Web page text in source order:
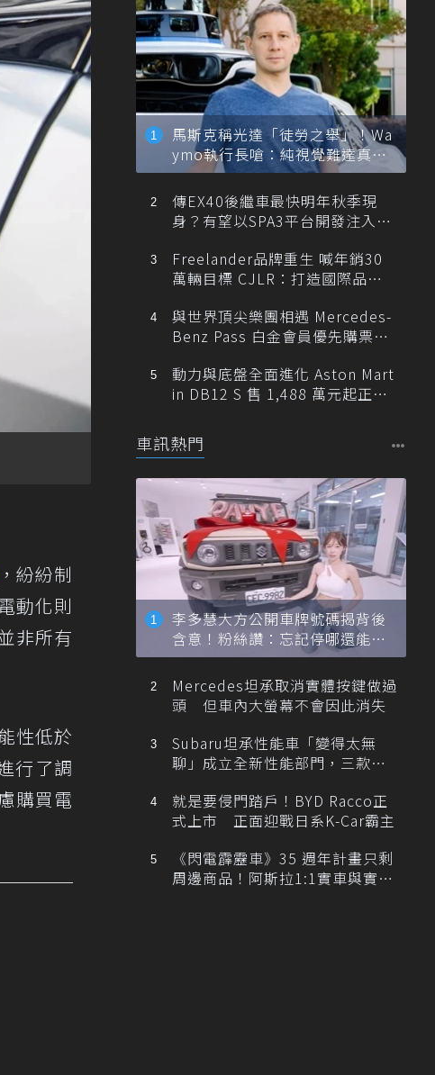
，紛紛制
動化則
非所有
性低於
行了調
購買電
馬斯克稱光達「徒勞之舉」！Wa
ymo執行長嗆：純視覺難達真正
自動駕駛
傳EX40後繼車最快明年秋季現
身？有望以SPA3平台開發注入80
Freelander品牌重生 喊年銷30
萬輛目標 CJLR：打造國際品牌
與世界頂尖樂團相遇 Mercedes-
Benz Pass 白金會員優先購票維
動力與底盤全面進化 Aston Mart
in DB12 S 售 1,488 萬元起正式
車訊熱門
李多慧大方公開車牌號碼揭背後
含意！粉絲讚：忘記停哪還能幫
忙找車
Mercedes坦承取消實體按鍵做過
頭 但車內大螢幕不會因此消失
Subaru坦承性能車「變得太無
聊」成立全新性能部門，三款手
就是要侵門踏戶！BYD Racco正
式上市 正面迎戰日系K-Car霸主
《閃電霹靂車》35 週年計畫只剩
周邊商品！阿斯拉1:1實車與實體